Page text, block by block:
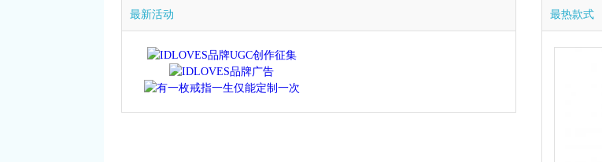
最新活动 最热款式